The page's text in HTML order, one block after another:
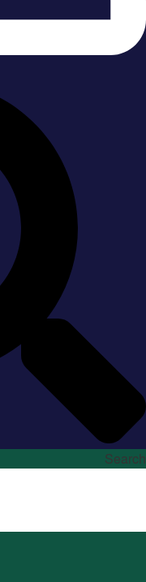
Search